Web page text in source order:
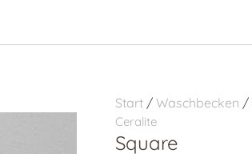
Start / Waschbecken /
Ceralite
Square